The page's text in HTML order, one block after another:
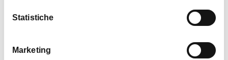
Statistiche
Marketing
Cafe' Le Palais